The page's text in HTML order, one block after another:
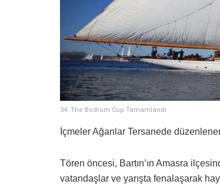
34. The Bodrum Cup Tamamlandı
İçmeler Ağanlar Tersanede
Tören öncesi, Bartın’ın Amasra
vatandaşlar ve yarışta fenalaşarak